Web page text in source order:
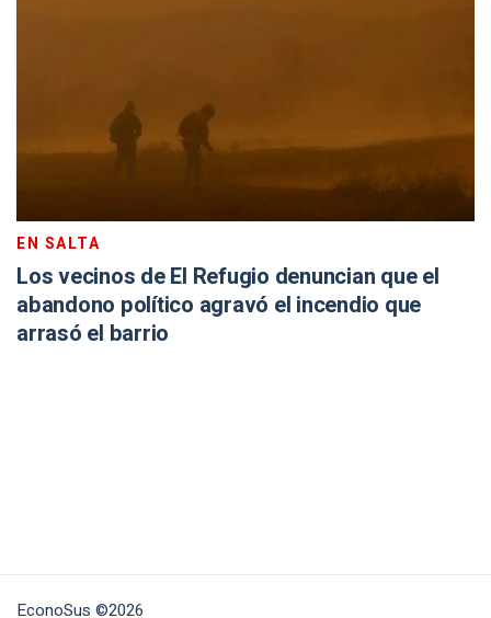
EN SALTA
Los vecinos de El Refugio denuncian que el
abandono político agravó el incendio que
arrasó el barrio
EconoSus ©2026